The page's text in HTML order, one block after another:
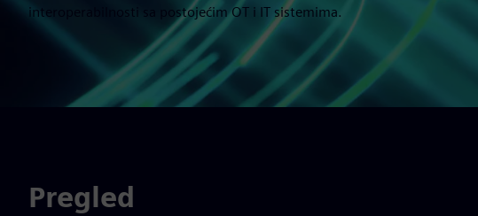
interoperabilnosti sa postojećim OT i IT sistemima.
Pregled